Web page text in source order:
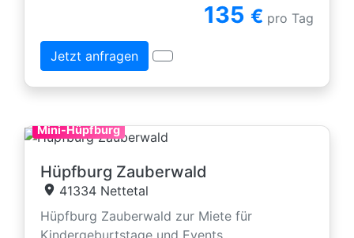
135 € pro Tag
Jetzt anfragen
Mini-Hüpfburg
Hüpfburg Zauberwald
41334 Nettetal
Hüpfburg Zauberwald zur Miete für
Kindergeburtstage und Events